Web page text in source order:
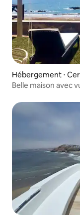
Hébergement ⋅
Belle maison avec